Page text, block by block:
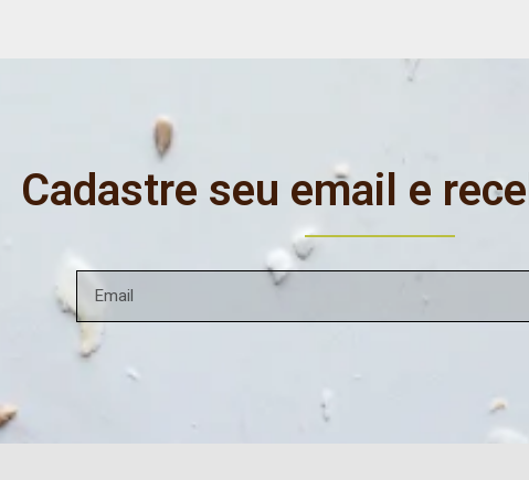
Cadastre seu email e